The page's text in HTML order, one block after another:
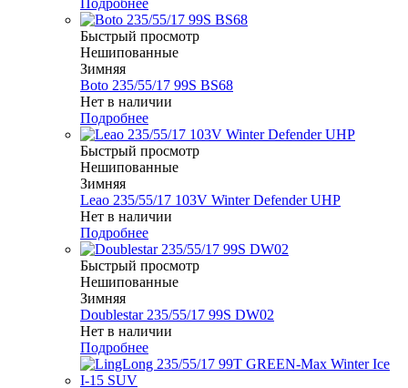
Подробнее
Быстрый просмотр
Нешипованные
Зимняя
Boto 235/55/17 99S BS68
Нет в наличии
Подробнее
Быстрый просмотр
Нешипованные
Зимняя
Leao 235/55/17 103V Winter Defender UHP
Нет в наличии
Подробнее
Быстрый просмотр
Нешипованные
Зимняя
Doublestar 235/55/17 99S DW02
Нет в наличии
Подробнее